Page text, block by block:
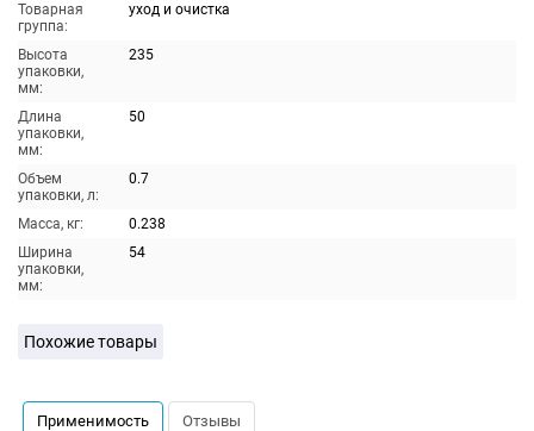
Товарная
группа:
уход и очистка
Высота
упаковки,
мм:
235
Длина
упаковки,
мм:
50
Объем
упаковки, л:
0.7
Масса, кг:
0.238
Ширина
упаковки,
мм:
54
Похожие товары
Применимость Отзывы